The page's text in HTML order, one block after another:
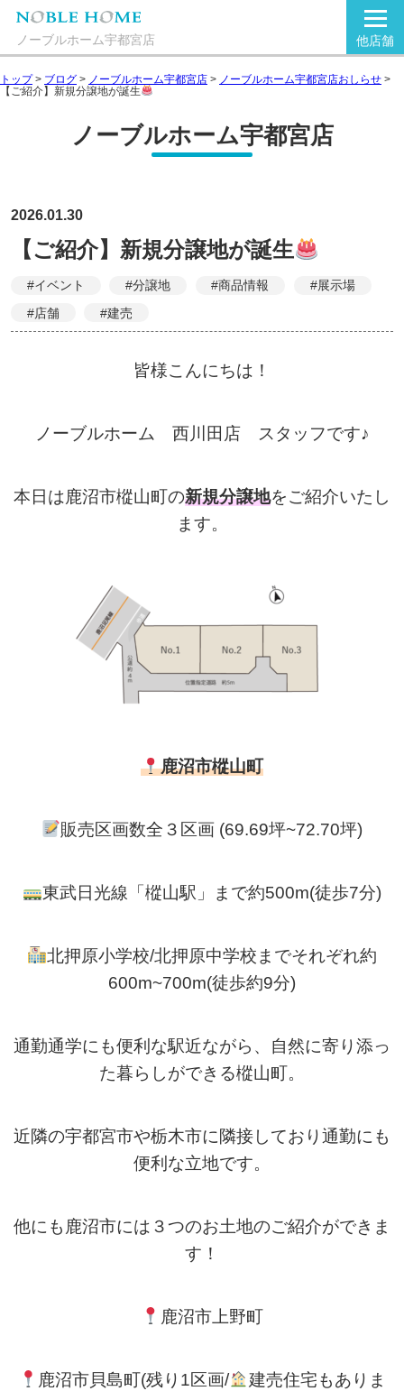
ノーブルホーム宇都宮店 他店舗
トップ> ブログ > ノーブルホーム宇都宮店 > ノーブルホーム宇都宮店おしらせ >
【ご紹介】新規分譲地が誕生
ノーブルホーム宇都宮店
2026.01.30
【ご紹介】新規分譲地が誕生
#イベント #分譲地 #商品情報
#展示場
#店舗
#建売
皆様こんにちは！
ノーブルホーム 西川田店 スタッフです♪
本日は鹿沼市樅山町の新規分譲地をご紹介いたし
ます。
鹿沼市樅山町
販売区画数全３区画 (69.69坪~72.70坪)
東武日光線「樅山駅」まで約500m(徒歩7分)
北押原小学校/北押原中学校までそれぞれ約
600m~700m(徒歩約9分)
通勤通学にも便利な駅近ながら、自然に寄り添っ
た暮らしができる樅山町。
近隣の宇都宮市や栃木市に隣接しており通勤にも
便利な立地です。
他にも鹿沼市には３つのお土地のご紹介ができま
す！
鹿沼市上野町
鹿沼市貝島町(残り1区画/
建売住宅もありま